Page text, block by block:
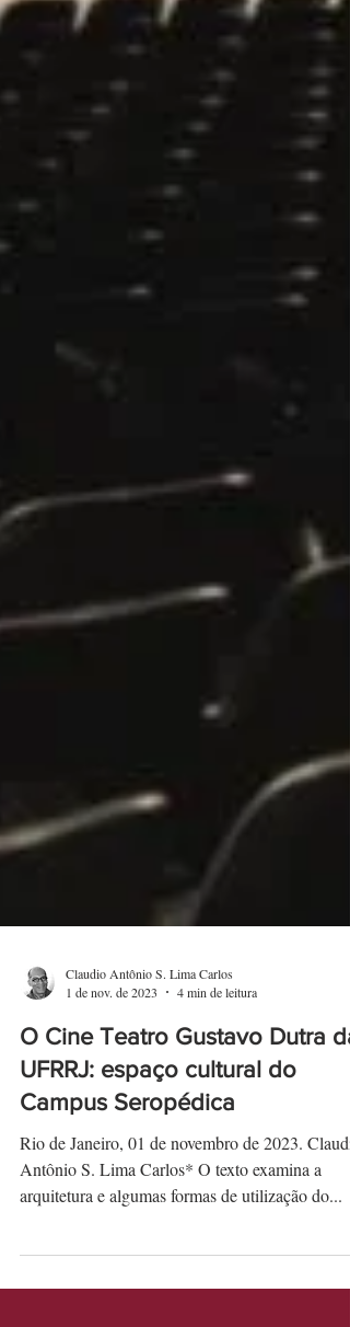
Claudio Antônio S. Lima Carlos
1 de nov. de 2023
4 min de leitura
O Cine Teatro Gustavo Dutra da
UFRRJ: espaço cultural do
Campus Seropédica
Rio de Janeiro, 01 de novembro de 2023. Claudio